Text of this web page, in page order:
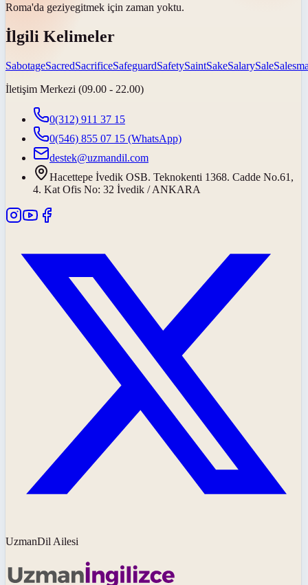
Roma'da geziyegitmek için zaman yoktu.
İlgili Kelimeler
SabotageSacredSacrificeSafeguardSafetySaintSakeSalarySale
İletişim Merkezi (09.00 - 22.00)
0(312) 911 37 15
0(546) 855 07 15 (WhatsApp)
destek@uzmandil.com
Hacettepe İvedik OSB. Teknokenti 1368. Cadde No.61,
4. Kat Ofis No: 32 İvedik / ANKARA
UzmanDil Ailesi